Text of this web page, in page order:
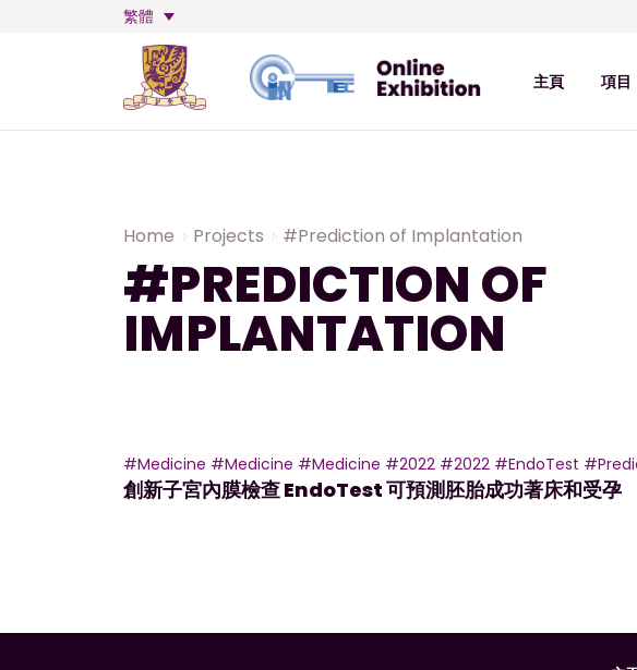
繁體
主頁 項目
Home Projects #Prediction of Implantation
#PREDICTION OF
IMPLANTATION
#Medicine #Medicine #Medicine #2022 #2022 #EndoTest
創新子宮內膜檢查 EndoTest 可預測胚胎成功著床和受孕